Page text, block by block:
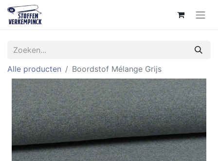
Alle producten Boordstof Mélange Grijs